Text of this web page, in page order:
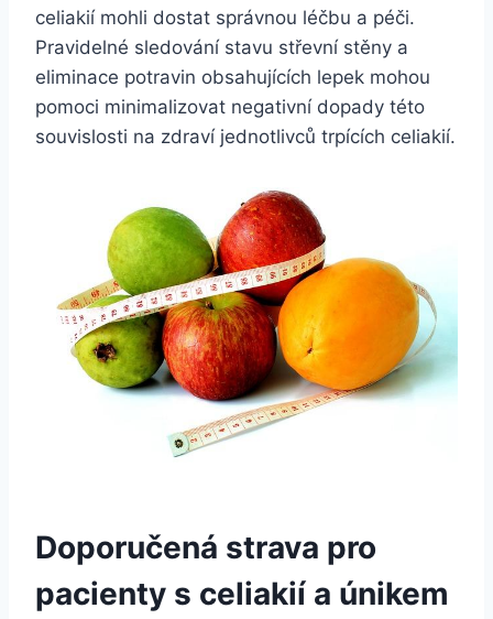
celiakií mohli dostat správnou léčbu a péči.
Pravidelné sledování stavu střevní stěny a
eliminace potravin obsahujících lepek mohou
pomoci minimalizovat negativní dopady této
souvislosti na zdraví jednotlivců trpících celiakií.
Doporučená strava pro
pacienty s celiakií a únikem